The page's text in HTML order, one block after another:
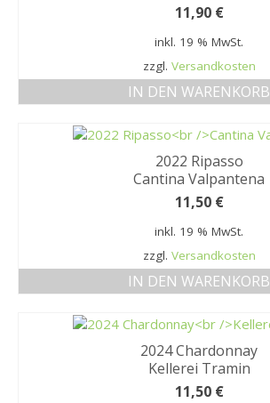
11,90 €
inkl. 19 % MwSt.
zzgl. Versandkosten
IN DEN WARENKORB
2022 Ripasso
Cantina Valpantena
11,50 €
inkl. 19 % MwSt.
zzgl. Versandkosten
IN DEN WARENKORB
2024 Chardonnay
Kellerei Tramin
11,50 €